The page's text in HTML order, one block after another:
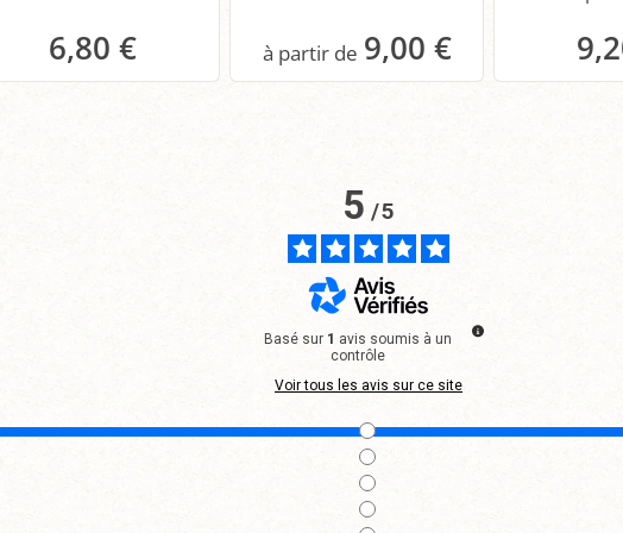
6,80 € 9,00 €
5/5
Basé sur 1 avis soumis à un
contrôle
Voir tous les avis sur ce site